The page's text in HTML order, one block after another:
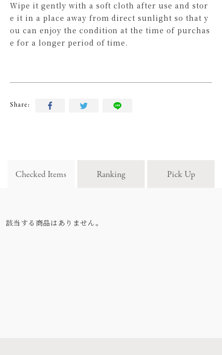
Wipe it gently with a soft cloth after use and stor
e it in a place away from direct sunlight so that y
ou can enjoy the condition at the time of purchas
e for a longer period of time.
Share:
Checked Items Ranking Pick Up
該当する商品はありません。